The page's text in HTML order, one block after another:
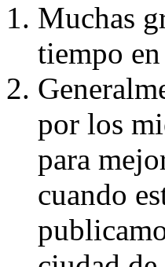
Muchas
tiempo
por los
para
cuando